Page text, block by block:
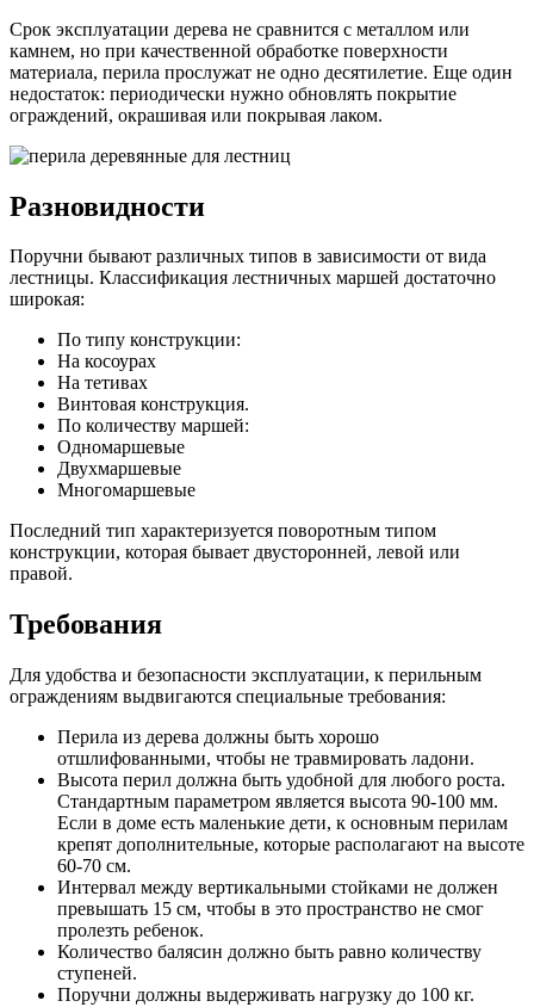
Срок эксплуатации дерева не сравнится с металлом или
камнем, но при качественной обработке поверхности
материала, перила прослужат не одно десятилетие. Еще один
недостаток: периодически нужно обновлять покрытие
ограждений, окрашивая или покрывая лаком.
Разновидности
Поручни бывают различных типов в зависимости от вида
лестницы. Классификация лестничных маршей достаточно
широкая:
По типу конструкции:
На косоурах
На тетивах
Винтовая конструкция.
По количеству маршей:
Одномаршевые
Двухмаршевые
Многомаршевые
Последний тип характеризуется поворотным типом
конструкции, которая бывает двусторонней, левой или
правой.
Требования
Для удобства и безопасности эксплуатации, к перильным
ограждениям выдвигаются специальные требования:
Перила из дерева должны быть хорошо
отшлифованными, чтобы не травмировать ладони.
Высота перил должна быть удобной для любого роста.
Стандартным параметром является высота 90-100 мм.
Если в доме есть маленькие дети, к основным перилам
крепят дополнительные, которые располагают на высоте
60-70 см.
Интервал между вертикальными стойками не должен
превышать 15 см, чтобы в это пространство не смог
пролезть ребенок.
Количество балясин должно быть равно количеству
ступеней.
Поручни должны выдерживать нагрузку до 100 кг.